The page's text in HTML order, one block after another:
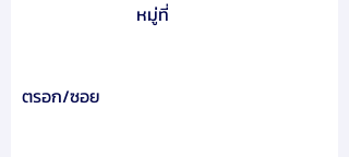
หมู่ที่
ตรอก/ซอย